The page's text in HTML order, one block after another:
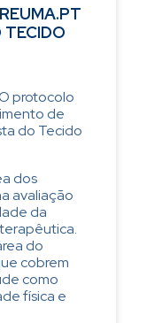
protocolo
de
do Tecido
dos
avaliação
da
do
cobrem
como
física e